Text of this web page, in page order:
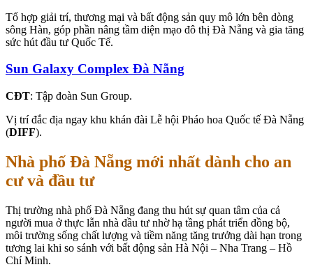
Tổ hợp giải trí, thương mại và bất động sản quy mô lớn bên dòng
sông Hàn, góp phần nâng tầm diện mạo đô thị Đà Nẵng và gia tăng
sức hút đầu tư Quốc Tế.
Sun Galaxy Complex Đà Nẵng
CĐT: Tập đoàn Sun Group.
Vị trí đắc địa ngay khu khán đài Lễ hội Pháo hoa Quốc tế Đà Nẵng
(DIFF).
Nhà phố Đà Nẵng mới nhất dành cho an
cư và đầu tư
Thị trường nhà phố Đà Nẵng đang thu hút sự quan tâm của cả
người mua ở thực lẫn nhà đầu tư nhờ hạ tầng phát triển đồng bộ,
môi trường sống chất lượng và tiềm năng tăng trưởng dài hạn trong
tương lai khi so sánh với bất động sản Hà Nội – Nha Trang – Hồ
Chí Minh.